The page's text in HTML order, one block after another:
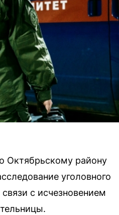
Октябрьскому району
уголовного
с исчезновением